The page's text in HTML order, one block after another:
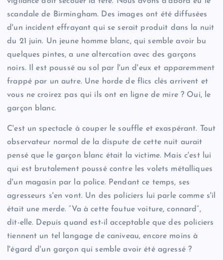
scandale de Birmingham. Des images ont été diffusées
d'un incident effrayant qui se serait produit dans la nuit
du 21 juin. Un jeune homme blanc, qui semble avoir bu
quelques pintes, a une altercation avec des garçons
noirs. Il est poussé au sol par l'un d'eux et apparemment
frappé par un autre. Une horde de flics clés arrivent et
vous ne croirez pas qui ils ont en ligne de mire ? Oui, le
garçon blanc.
C'est un spectacle à couper le souffle et exaspérant. Tout
observateur normal de la dispute de cette nuit aurait
pensé que le garçon blanc était la victime. Mais c'est lui
qui est brutalement poussé contre les volets métalliques
d'un magasin par la police. Pendant ce temps, ses
agresseurs s'en vont. Un des policiers lui parle comme s'il
était une merde. “Va à cette foutue voiture, connard”,
dit-elle. Depuis quand est-il acceptable que des policiers
tiennent un tel langage de caniveau, encore moins à
l'égard d'un garçon qui semble avoir été agressé ?